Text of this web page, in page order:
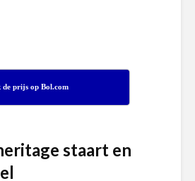
de prijs op Bol.com
staart en